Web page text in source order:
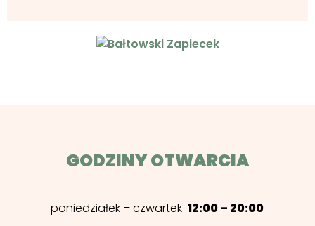
GODZINY OTWARCIA
poniedziałek – czwartek12:00 – 20:00